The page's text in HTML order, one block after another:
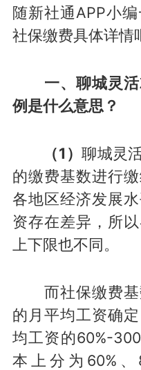
随新社通APP小
社保缴费具体详情
一、聊城灵活
例是什么意思？
（1）聊城灵
的缴费基数进行
各地区经济发展
资存在差异，所
上下限也不同。
而社保缴费基
的月平均工资确
均工资的60%-
本上分为60%、